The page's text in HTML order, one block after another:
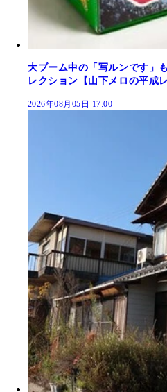
大ブーム中の「写ルンです」
レクション【山下メロの平成
2026年08月05日 17:00